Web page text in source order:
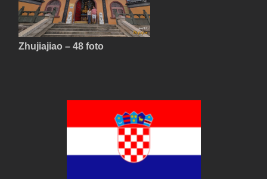
Zhujiajiao – 48 foto